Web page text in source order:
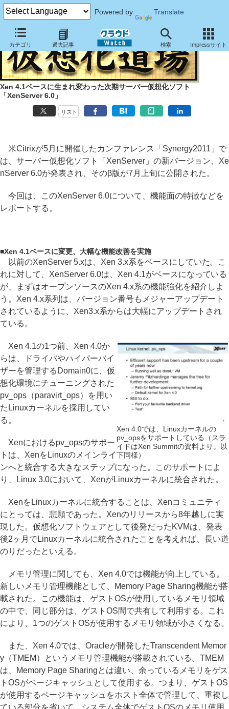
Powered by Translate
カテゴリ 過去記事 検索 Impressサイト
Xen 4.1ベースに生まれ変わった次期サーバー仮想化ソフト
「XenServer 6.0」
リスト
米Citrixが5月に開催したカンファレンス「Synergy2011」で
は、サーバー仮想化ソフト「XenServer」の新バージョン、Xe
nServer 6.0が発表され、そのβ版が7月上旬に公開された。
今回は、このXenServer 6.0について、機能面の特徴などを
レポートする。
■Xen 4.1ベースに変更、大幅な機能改善を実施
以前のXenServer 5.xは、Xen 3.x系をベースにしていた。こ
れに対して、XenServer 6.0は、Xen 4.1がベースになっている
が、まずはオープンソースのXen 4.x系の機能強化を紹介しよ
う。Xen 4.x系列は、バージョン番号もメジャーアップデート
されているように、Xen3.x系からは大幅にアップデートされ
ている。
Xen 4.0では、Linuxカーネルの
pv_opsをサポートしている（スラ
イドはXen Summitの資料より。以
下同様）
Xen 4.1の1つ前、Xen 4.0か
らは、ドライバやハイパーバイ
ザーを管理するDomain0に、仮
想化環境にチューニングされた
pv_ops（paravirt_ops）を用い
たLinuxカーネルを採用してい
る。
Xenにおけるpv_opsのサポー
トは、XenをLinuxのメインライ
ンへと統合する大きなステップになった。このサポートによ
り、Linux 3.0において、XenがLinuxカーネルに統合された。
XenをLinuxカーネルに統合することは、Xenコミュニティ
にとっては、悲願であった。Xenのリリースから8年越しに実
現した。仮想化ソフトウェアとして後発だったKVMは、発表
後2ヶ月でLinuxカーネルに統合されたことを考えれば、長い道
のりだったといえる。
メモリ管理に関しても、Xen 4.0では機能が向上している。
新しいメモリ管理機能として、Memory Page Sharing機能が搭
載された。この機能は、ゲストOSが使用しているメモリ領域
の中で、同じ部分は、ゲストOS間で共有して利用する。これ
により、1つのゲストOSが使用するメモリ領域が小さくなる。
また、Xen 4.0では、Oracleが開発したTranscendent Memor
y（TMEM）というメモリ管理機能が搭載されている。TMEM
は、Memory Page Sharingとは違い、余っているメモリをゲス
トOSがページキャッシュとして使用する。つまり、ゲストOS
が使用するページキャッシュをホスト全体で管理して、重複し
ている部分を省いて、システム全体でゲストOSのメモリ使用